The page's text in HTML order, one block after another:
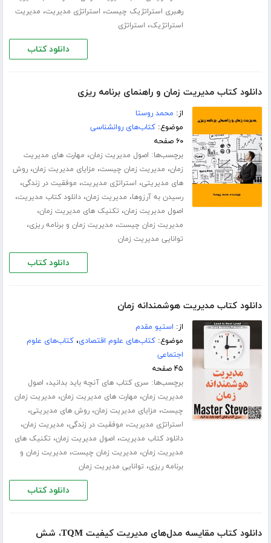
رهبری استراتژیک چیست، استراتژی مدیریت، مدیریت
استراتژیک، استراتژی
دانلود کتاب
دانلود کتاب مدیریت زمان و راهنمای برنامه ریزی
از: محمد روستا
موضوع:کتاب‌های روانشناسی
۶۰ صفحه
برچسب‌ها: اصول مدیریت زمان، مهارت های مدیریت
زمان، مدیریت زمان چیست، مزایای مدیریت زمان،روش
های مدیریتی، استراتژی مدیریت، موفقیت در زندگی،
رسیدن به آرزوها، مدیریت زمان،دانلود کتاب مدیریت،
اصول مدیریت زمان، تکنیک های مدیریت زمان،
مدیریت زمان چیست، مدیریت زمان و برنامه ریزی،
توانایی مدیریت زمان
دانلود کتاب
دانلود کتاب مدیریت هوشمندانه زمان
از: استیو مقدم
موضوع:کتاب‌های علوم اقتصادی،کتاب‌های علوم
اجتماعی
۴۵ صفحه
برچسب‌ها: سری کتاب های آنچه باید بدانید، اصول
مدیریت زمان، مهارت های مدیریت زمان، مدیریت زمان
چیست، مزایای مدیریت زمان،روش های مدیریتی،
استراتژی مدیریت، موفقیت در زندگی، مدیریت زمان،
دانلود کتاب مدیریت، اصول مدیریت زمان، تکنیک های
مدیریت زمان، مدیریت زمان چیست، مدیریت زمان و
برنامه ریزی، توانایی مدیریت زمان
دانلود کتاب
دانلود کتاب مقایسه مدل‌های مدیریت کیفیت TQM، شش